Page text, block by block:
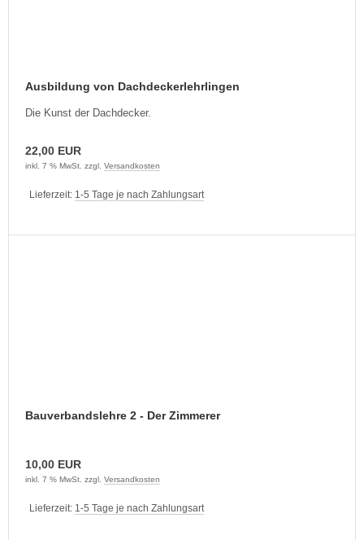
Ausbildung von Dachdeckerlehrlingen
Die Kunst der Dachdecker.
22,00 EUR
inkl. 7 % MwSt. zzgl. Versandkosten
Lieferzeit: 1-5 Tage je nach Zahlungsart
Bauverbandslehre 2 - Der Zimmerer
10,00 EUR
inkl. 7 % MwSt. zzgl. Versandkosten
Lieferzeit: 1-5 Tage je nach Zahlungsart